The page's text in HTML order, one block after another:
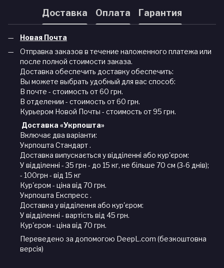
Доставка Оплата Гарантия
Новая Почта
Отправка заказов в течение наложенного платежа или
после полной стоимости заказа.
Доставка обеспечить доставку обеспечить:
Вы можете выбрать удобный для вас способ:
В почте - стоимость от 60 грн.
В отделении - стоимость от 60 грн.
Курьером Новой Почты - стоимость от 95 грн.
Доставка «Укрпошта»
Включає два варіанти:
Укрпошта Стандарт .
Доставка випускається у відділенні або кур'єром:
У відділенні - 35 грн - до 15 кг, не більше 70 см (3-6 днів);
- 100грн - від 15 кг
Кур'єром - ціна від 70 грн.
Укрпошта Експресс .
Доставка у відділення або кур'єром:
У відділенні - вартість від 45 грн.
Кур'єром - ціна від 70 грн.
Переведено за допомогою DeepL.com (безкоштовна
версія)